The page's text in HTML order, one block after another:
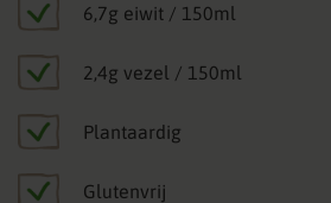
6,7g eiwit / 150ml
2,4g vezel / 150ml
Plantaardig
Glutenvrij